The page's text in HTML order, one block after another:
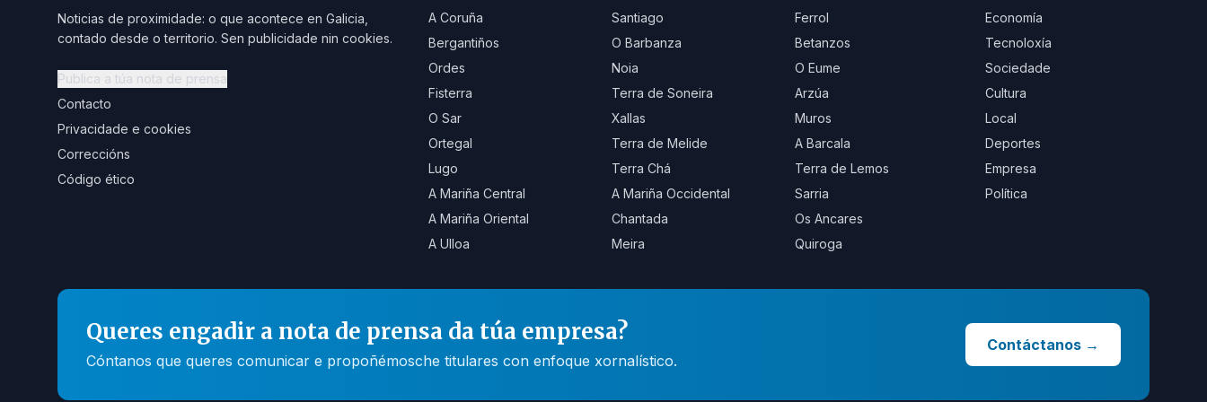
Noticias de proximidade: o que acontece en Galicia,
contado desde o territorio. Sen publicidade nin cookies.
Publica a túa nota de prensa
Contacto
Privacidade e cookies
Correccións
Código ético
A Coruña Santiago
Ferrol
Bergantiños
O Barbanza
Betanzos
Ordes
Noia
O Eume
Fisterra
Terra de Soneira
Arzúa
O Sar
Xallas
Muros
Ortegal
Terra de Melide
A Barcala
Lugo
Terra Chá
Terra de Lemos
A Mariña Central
A Mariña Occidental
Sarria
A Mariña Oriental
Chantada
Os Ancares
A Ulloa
Meira Quiroga
Economía
Tecnoloxía
Sociedade
Cultura
Local
Deportes
Empresa
Política
Queres engadir a nota de prensa da túa empresa?
Cóntanos que queres comunicar e propoñémosche titulares con enfoque xornalístico.
Contáctanos →